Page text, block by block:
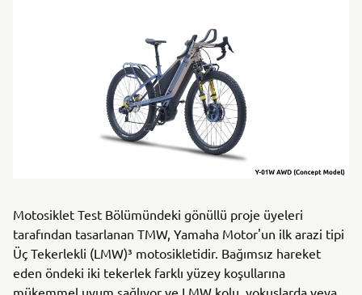
Motosiklet Test Bölümündeki gönüllü proje üyeleri
tarafından tasarlanan TMW, Yamaha Motor'un ilk arazi tipi
Üç Tekerlekli (LMW)³ motosikletidir. Bağımsız hareket
eden öndeki iki tekerlek farklı yüzey koşullarına
mükemmel uyum sağlıyor ve LMW kolu, yokuşlarda veya